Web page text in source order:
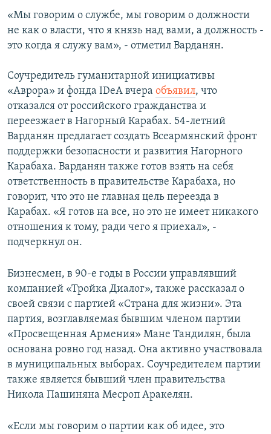
«Мы говорим о службе, мы говорим о должности
не как о власти, что я князь над вами, а должность -
это когда я служу вам», - отметил Варданян.
Соучредитель гуманитарной инициативы
«Аврора» и фонда IDeA вчера объявил, что
отказался от российского гражданства и
переезжает в Нагорный Карабах. 54-летний
Варданян предлагает создать Всеармянский фронт
поддержки безопасности и развития Нагорного
Карабаха. Варданян также готов взять на себя
ответственность в правительстве Карабаха, но
говорит, что это не главная цель переезда в
Карабах. «Я готов на все, но это не имеет никакого
отношения к тому, ради чего я приехал», -
подчеркнул он.
Бизнесмен, в 90-е годы в России управлявший
компанией «Тройка Диалог», также рассказал о
своей связи с партией «Страна для жизни». Эта
партия, возглавляемая бывшим членом партии
«Просвещенная Армения» Мане Тандилян, была
основана ровно год назад. Она активно участвовала
в муниципальных выборах. Соучредителем партии
также является бывший член правительства
Никола Пашиняна Месроп Аракелян.
«Если мы говорим о партии как об идее, это